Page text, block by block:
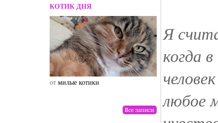
КОТИК ДНЯ
от милые котики от drunktwi
Я
когда
любое